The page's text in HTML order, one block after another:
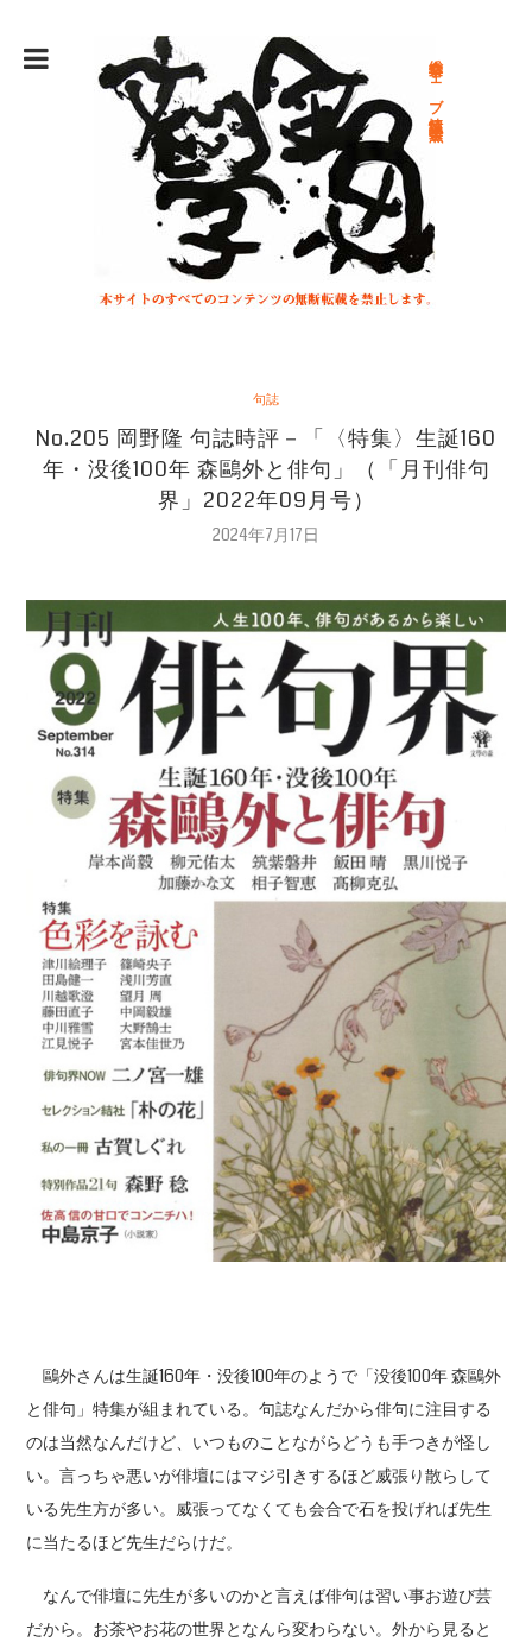
総合文学ウェブ情報誌 文学金魚
句誌
No.205 岡野隆 句誌時評－「〈特集〉生誕160
年・没後100年 森鷗外と俳句」（「月刊俳句
界」2022年09月号）
2024年7月17日
鷗外さんは生誕160年・没後100年のようで「没後100年 森鷗外
と俳句」特集が組まれている。句誌なんだから俳句に注目する
のは当然なんだけど、いつものことながらどうも手つきが怪し
い。言っちゃ悪いが俳壇にはマジ引きするほど威張り散らして
いる先生方が多い。威張ってなくても会合で石を投げれば先生
に当たるほど先生だらけだ。
なんで俳壇に先生が多いのかと言えば俳句は習い事お遊び芸
だから。お茶やお花の世界となんら変わらない。外から見ると